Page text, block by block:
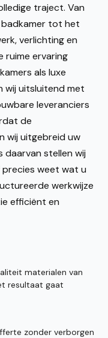
traject. Van
tot het
verlichting en
ruime ervaring
als luxe
wij uitsluitend met
leveranciers
de
wij uitgebreid uw
daarvan stellen wij
weet wat u
werkwijze
efficiënt en
materialen van
resultaat gaat
zonder verborgen